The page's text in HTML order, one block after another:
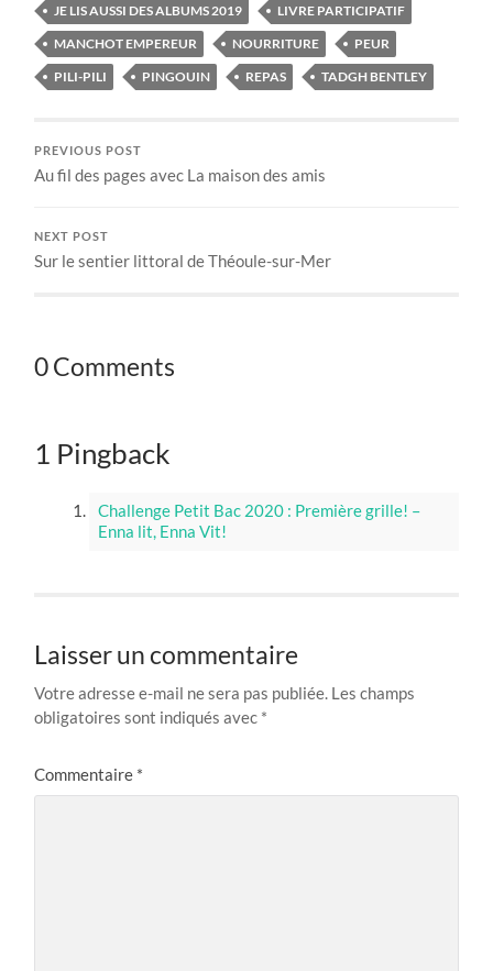
JE LIS AUSSI DES ALBUMS 2019
LIVRE PARTICIPATIF
MANCHOT EMPEREUR
NOURRITURE
PEUR
PILI-PILI
PINGOUIN REPAS TADGH BENTLEY
PREVIOUS POST
Au fil des pages avec La maison des amis
NEXT POST
Sur le sentier littoral de Théoule-sur-Mer
0 Comments
1 Pingback
Challenge Petit Bac 2020 : Première grille! –
Enna lit, Enna Vit!
Laisser un commentaire
Votre adresse e-mail ne sera pas publiée. Les champs
obligatoires sont indiqués avec *
Commentaire *